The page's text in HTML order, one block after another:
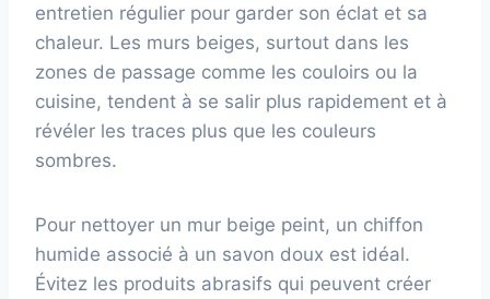
entretien régulier pour garder son éclat et sa
chaleur. Les murs beiges, surtout dans les
zones de passage comme les couloirs ou la
cuisine, tendent à se salir plus rapidement et à
révéler les traces plus que les couleurs
sombres.
Pour nettoyer un mur beige peint, un chiffon
humide associé à un savon doux est idéal.
Évitez les produits abrasifs qui peuvent créer